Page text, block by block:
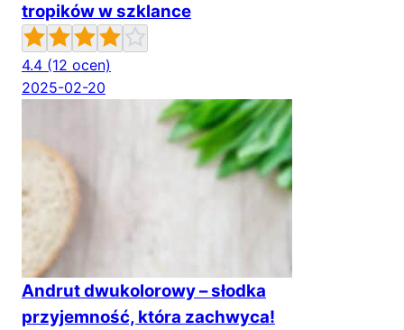
tropików w szklance
4.4 (12 ocen)
2025-02-20
Andrut dwukolorowy – słodka
przyjemność, która zachwyca!